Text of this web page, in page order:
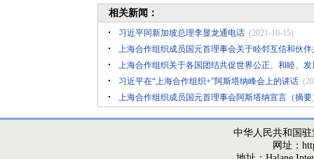
相关新闻：
习近平同新加坡总理李显龙通电话 (2021-10-15)
上海合作组织成员国元首理事会关于睦邻互信和伙
上海合作组织关于各国团结共促世界公正、和睦、发
习近平在“上海合作组织+”阿斯塔纳峰会上的讲话
上海合作组织成员国元首理事会阿斯塔纳宣言（摘要
中华人民共和国
网址：